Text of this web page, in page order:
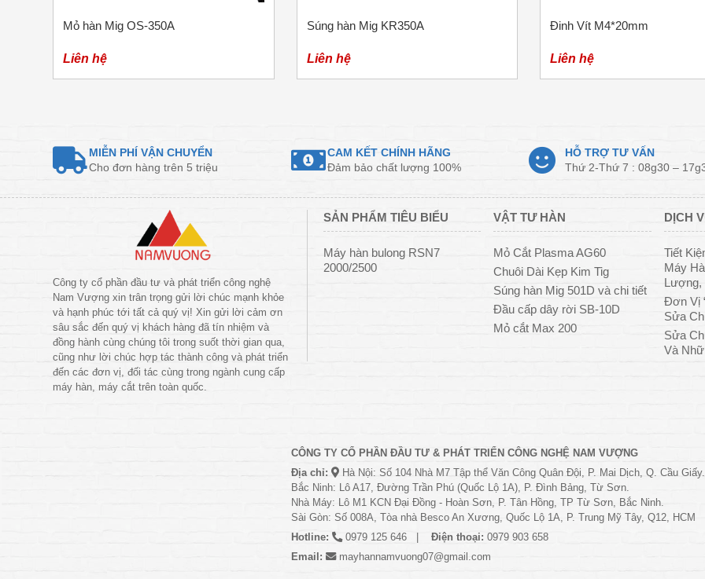
Mỏ hàn Mig OS-350A
Liên hệ
Súng hàn Mig KR350A
Liên hệ
Đinh Vít M4*20mm
Liên hệ
MIỄN PHÍ VẬN CHUYỂN
Cho đơn hàng trên 5 triệu
CAM KẾT CHÍNH HÃNG
Đảm bảo chất lượng 100%
HỖ TRỢ TƯ VẤN
Thứ 2-Thứ 7 : 08g30 –
Công ty cổ phần đầu tư và phát triển công nghệ
Nam Vượng xin trân trọng gửi lời chúc mạnh khỏe
và hạnh phúc tới tất cả quý vị! Xin gửi lời cảm ơn
sâu sắc đến quý vị khách hàng đã tín nhiệm và
đồng hành cùng chúng tôi trong suốt thời gian qua,
cũng như lời chúc hợp tác thành công và phát triển
đến các đơn vị, đối tác cùng trong ngành cung cấp
máy hàn, máy cắt trên toàn quốc.
SẢN PHẨM TIÊU BIỂU
Máy hàn bulong RSN7
2000/2500
VẬT TƯ HÀN
Mỏ Cắt Plasma AG60
Chuôi Dài Kẹp Kim Tig
Súng hàn Mig 501D và chi tiết
Đầu cấp dây rời SB-10D
Mỏ cắt Max 200
DỊCH
Tiết
Máy
Lượng,
Đơn Vị
Sửa
Sửa
Và
CÔNG TY CỔ PHẦN ĐẦU TƯ & PHÁT TRIỂN CÔNG NGHỆ NAM VƯỢNG
Địa chỉ:
Hà Nội: Số 104 Nhà M7 Tập thể Văn Công Quân Đội, P. Mai Dịch, Q. Cầu Giấy.
Bắc Ninh: Lô A17, Đường Trần Phú (Quốc Lộ 1A), P. Đình Bảng, Từ Sơn.
Nhà Máy: Lô M1 KCN Đại Đồng - Hoàn Sơn, P. Tân Hồng, TP Từ Sơn, Bắc Ninh.
Sài Gòn: Số 008A, Tòa nhà Besco An Xương, Quốc Lộ 1A, P. Trung Mỹ Tây, Q12, HCM
Hotline:
0979 125 646 Điện thoại: 0979 903 658
Email:
mayhannamvuong07@gmail.com